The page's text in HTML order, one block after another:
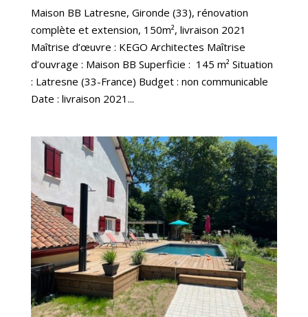
Maison BB Latresne, Gironde (33), rénovation
complète et extension, 150m², livraison 2021
Maîtrise d’œuvre : KEGO Architectes Maîtrise
d’ouvrage : Maison BB Superficie : 145 m² Situation
: Latresne (33-France) Budget : non communicable
Date : livraison 2021...